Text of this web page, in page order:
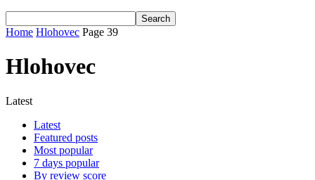
Home Hlohovec Page 39
Hlohovec
Latest
Latest
Featured posts
Most popular
7 days popular
By review score